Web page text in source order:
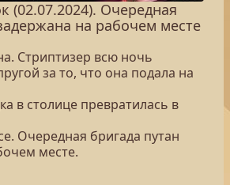
(02.07.2024). Очередная
на рабочем месте
Стриптизер всю ночь
за то, что она подала на
в столице превратилась в
Очередная бригада путан
месте.